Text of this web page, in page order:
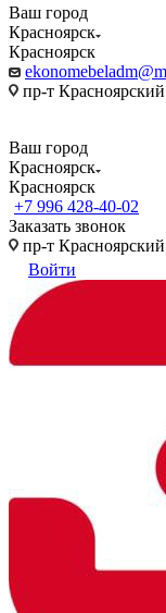
Ваш город
Красноярск
Красноярск
пр-т
Ваш город
Красноярск
Красноярск
+7 996 428-40-02
Заказать звонок
пр-т
Войти